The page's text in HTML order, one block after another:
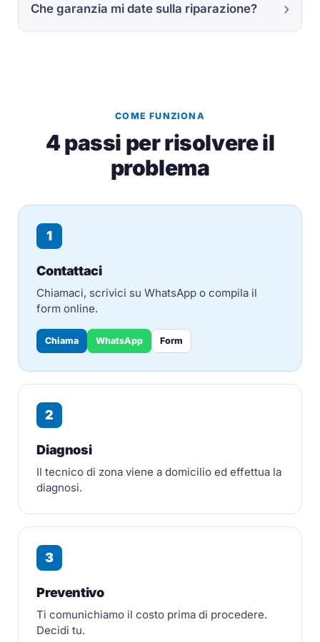
Che garanzia mi date sulla riparazione?
COME FUNZIONA
4 passi per risolvere il
problema
1
Contattaci
Chiamaci, scrivici su WhatsApp o compila il
form online.
Chiama WhatsApp Form
2
Diagnosi
Il tecnico di zona viene a domicilio ed effettua la
diagnosi.
3
Preventivo
Ti comunichiamo il costo prima di procedere.
Decidi tu.